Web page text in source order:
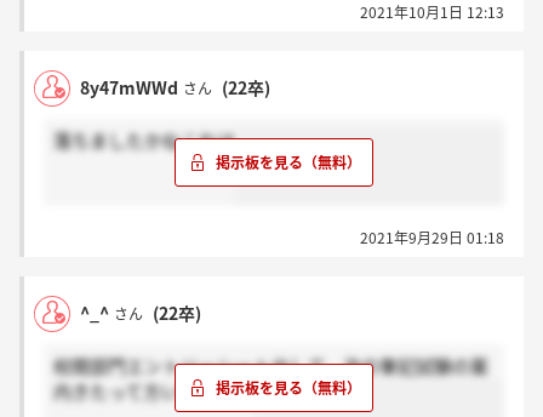
2021年10月1日 12:13
8y47mWWd さん (22卒)
落ちましたかねこれは
2021年9月29日 01:18
^_^ さん (22卒)
校閲部門エントリーシート出して、次の筆記試験の案
内きたって方いますか？